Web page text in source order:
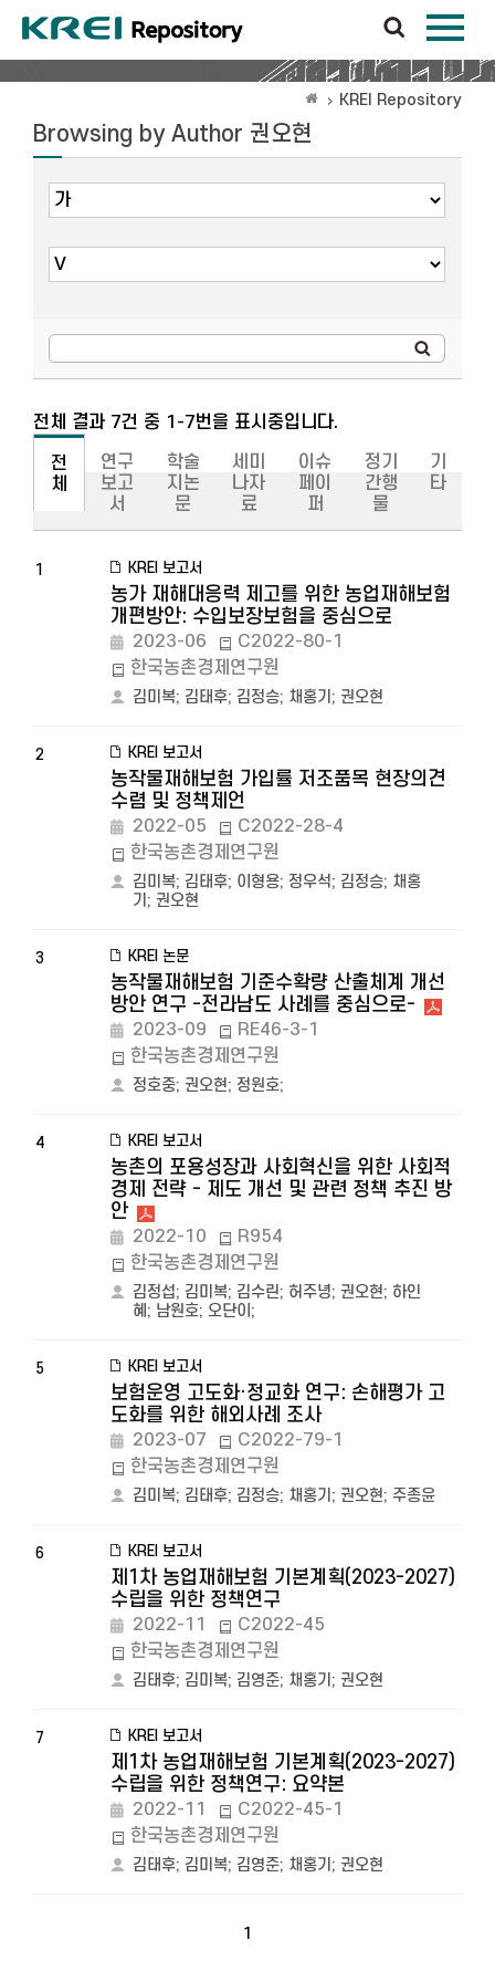
KREI Repository
Browsing by Author 권오현
전체 결과 7건 중 1-7번을 표시중입니다.
전
체
연구
보고
서
학술
지논
문
세미
나자
료
이슈
페이
퍼
정기
간행
물
기
타
1 KREI 보고서
농가 재해대응력 제고를 위한 농업재해보험
개편방안: 수입보장보험을 중심으로
2023-06
C2022-80-1
한국농촌경제연구원
김미복; 김태후; 김정승; 채홍기 ; 권오현
2 KREI 보고서
농작물재해보험 가입률 저조품목 현장의견
수렴 및 정책제언
2022-05
C2022-28-4
한국농촌경제연구원
김미복; 김태후; 이형용; 정우석; 김정승; 채홍
기 ; 권오현
3 KREI 논문
농작물재해보험 기준수확량 산출체계 개선
방안 연구 -전라남도 사례를 중심으로-
2023-09
RE46-3-1
한국농촌경제연구원
정호중; 권오현; 정원호;
4 KREI 보고서
농촌의 포용성장과 사회혁신을 위한 사회적
경제 전략 - 제도 개선 및 관련 정책 추진 방
안
2022-10
R954
한국농촌경제연구원
김정섭; 김미복; 김수린; 허주녕; 권오현; 하인
혜 ; 남원호; 오단이 ;
5 KREI 보고서
보험운영 고도화·정교화 연구: 손해평가 고
도화를 위한 해외사례 조사
2023-07
C2022-79-1
한국농촌경제연구원
김미복; 김태후; 김정승; 채홍기 ; 권오현; 주종윤
6 KREI 보고서
제1차 농업재해보험 기본계획(2023-2027)
수립을 위한 정책연구
2022-11
C2022-45
한국농촌경제연구원
김태후; 김미복; 김영준; 채홍기 ; 권오현
7 KREI 보고서
제1차 농업재해보험 기본계획(2023-2027)
수립을 위한 정책연구: 요약본
2022-11
C2022-45-1
한국농촌경제연구원
김태후; 김미복; 김영준; 채홍기 ; 권오현
1